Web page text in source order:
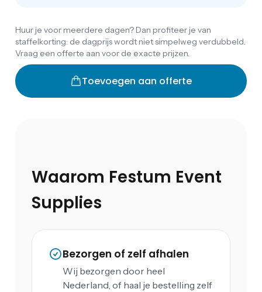
Huur je voor meerdere dagen? Dan profiteer je van
staffelkorting: de dagprijs wordt niet simpelweg verdubbeld.
Vraag een offerte aan voor de exacte prijzen.
Toevoegen aan offerte
Waarom Festum Event
Supplies
Bezorgen of zelf afhalen
Wij bezorgen door heel
Nederland, of haal je bestelling zelf